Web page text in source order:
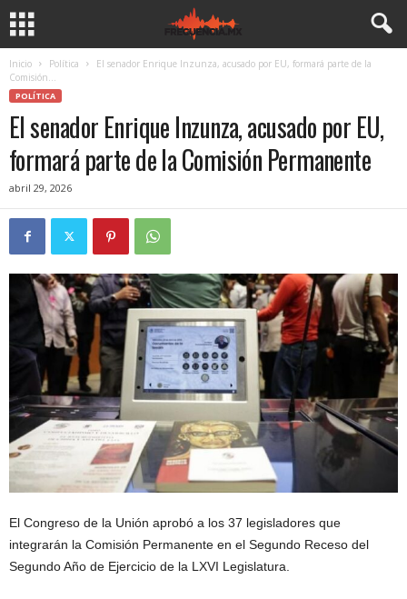
Inicio Política
El senador Enrique Inzunza, acusado por EU, formará parte de la
Comisión...
POLÍTICA
El senador Enrique Inzunza, acusado por EU,
formará parte de la Comisión Permanente
abril 29, 2026
El Congreso de la Unión aprobó a los 37 legisladores que
integrarán la Comisión Permanente en el Segundo Receso del
Segundo Año de Ejercicio de la LXVI Legislatura.